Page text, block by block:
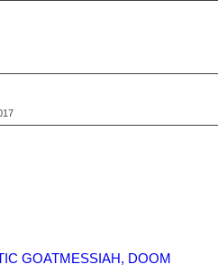
GOATMESSIAH, DOOM